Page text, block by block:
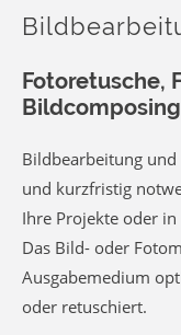
Fotoretusche,
Bildcomposing
Bildbearbeitung
und kurzfristig
Ihre Projekte oder
Das Bild- oder
Ausgabemedium
oder retuschiert.